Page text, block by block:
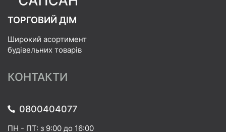
ТОРГОВИЙ ДІМ
Широкий асортимент
будівельних товарів
КОНТАКТИ
0800404077
ПН - ПТ: з 9:00 до 16:00